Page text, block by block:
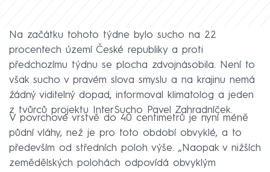
Na začátku tohoto týdne bylo sucho na 22
procentech území České republiky a proti
předchozímu týdnu se plocha zdvojnásobila. Není to
však sucho v pravém slova smyslu a na krajinu nemá
žádný viditelný dopad, informoval klimatolog a jeden
z tvůrců projektu InterSucho Pavel Zahradníček.
V povrchové vrstvě do 40 centimetrů je nyní méně
půdní vláhy, než je pro toto období obvyklé, a to
především od středních poloh výše. „Naopak v nižších
zemědělských polohách odpovídá obvyklým